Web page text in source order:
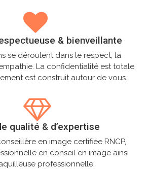
& bienveillante
se déroulent dans le respect, la
La confidentialité est totale
est construit autour de vous.
qualité & d’expertise
en image certifiée RNCP,
en conseil en image ainsi
professionnelle.